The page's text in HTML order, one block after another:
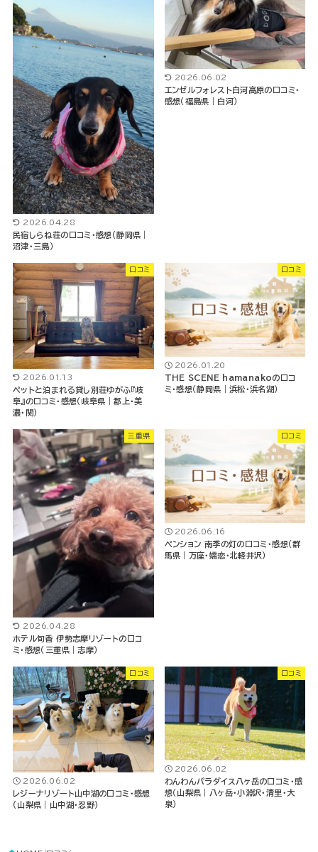
2026.04.28
民宿しらね荘の口コミ・感想（静岡県｜
沼津・三島）
2026.06.02
エンゼルフォレスト白河高原の口コミ・
感想（福島県｜白河）
口コミ
2026.01.13
ペットと泊まれる貸し別荘ゆがふ『岐
阜』の口コミ・感想（岐阜県｜郡上・美
濃・関）
口コミ
2026.01.20
THE SCENE hamanakoの口コ
ミ・感想（静岡県｜浜松・浜名湖）
三重県
2026.04.28
ホテル旬香 伊勢志摩リゾートの口コ
ミ・感想（三重県｜志摩）
口コミ
2026.06.16
ペンション 南季の灯の口コミ・感想（群
馬県｜万座・嬬恋・北軽井沢）
口コミ
2026.06.02
レジーナリゾート山中湖の口コミ・感想
（山梨県｜山中湖・忍野）
口コミ
2026.06.02
わんわんパラダイス八ヶ岳の口コミ・感
想（山梨県｜八ヶ岳・小淵沢・清里・大
泉）